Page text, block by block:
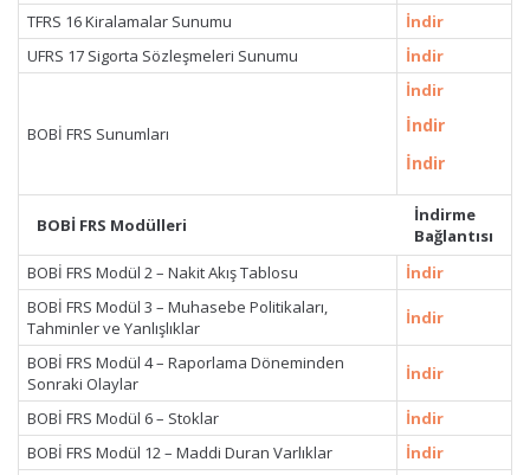
TFRS 16 Kiralamalar Sunumu
İndir
UFRS 17 Sigorta Sözleşmeleri Sunumu
İndir
BOBİ FRS Sunumları
İndir
İndir
İndir
BOBİ FRS Modülleri
İndirme
Bağlantısı
BOBİ FRS Modül 2 – Nakit Akış Tablosu
İndir
BOBİ FRS Modül 3 – Muhasebe Politikaları,
Tahminler ve Yanlışlıklar
İndir
BOBİ FRS Modül 4 – Raporlama Döneminden
Sonraki Olaylar
İndir
BOBİ FRS Modül 6 – Stoklar
İndir
BOBİ FRS Modül 12 – Maddi Duran Varlıklar
İndir